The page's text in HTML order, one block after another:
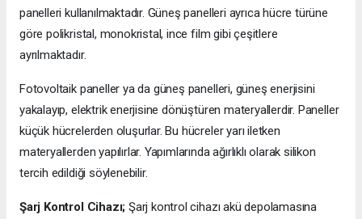
panelleri kullanılmaktadır. Güneş panelleri ayrıca hücre türüne
göre polikristal, monokristal, ince film gibi çeşitlere
ayrılmaktadır.
Fotovoltaik paneller ya da güneş panelleri, güneş enerjisini
yakalayıp, elektrik enerjisine dönüştüren materyallerdir. Paneller
küçük hücrelerden oluşurlar. Bu hücreler yarı iletken
materyallerden yapılırlar. Yapımlarında ağırlıklı olarak silikon
tercih edildiği söylenebilir.
Şarj Kontrol Cihazı; Şarj kontrol cihazı akü depolamasına